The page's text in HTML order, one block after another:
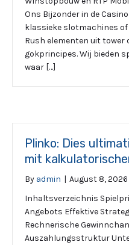
Ons Bijzonder in de
klassieke slotmachines
Rush elementen uit tower
gokprincipes. Wij bieden
waar […]
Plinko: Dies
mit
By admin | August 8, 2026
Inhaltsverzeichnis
Angebots Effektive
Rechnerische
Auszahlungsstruktur